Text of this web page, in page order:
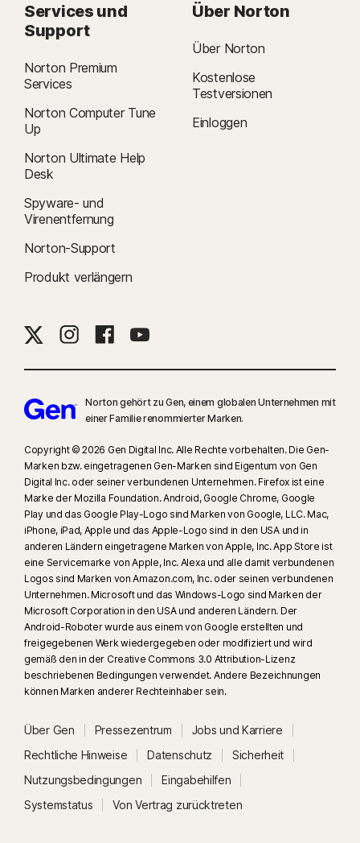
Services und
Support
Norton Premium
Services
Norton Computer Tune
Up
Norton Ultimate Help
Desk
Spyware- und
Virenentfernung
Norton-Support
Produkt verlängern
Über Norton
Über Norton
Kostenlose
Testversionen
Einloggen
Norton gehört zu Gen, einem globalen Unternehmen mit
einer Familie renommierter Marken.
Copyright © 2026 Gen Digital Inc. Alle Rechte vorbehalten. Die Gen-
Marken bzw. eingetragenen Gen-Marken sind Eigentum von Gen
Digital Inc. oder seiner verbundenen Unternehmen. Firefox ist eine
Marke der Mozilla Foundation. Android, Google Chrome, Google
Play und das Google Play-Logo sind Marken von Google, LLC. Mac,
iPhone, iPad, Apple und das Apple-Logo sind in den USA und in
anderen Ländern eingetragene Marken von Apple, Inc. App Store ist
eine Servicemarke von Apple, Inc. Alexa und alle damit verbundenen
Logos sind Marken von Amazon.com, Inc. oder seinen verbundenen
Unternehmen. Microsoft und das Windows-Logo sind Marken der
Microsoft Corporation in den USA und anderen Ländern. Der
Android-Roboter wurde aus einem von Google erstellten und
freigegebenen Werk wiedergegeben oder modifiziert und wird
gemäß den in der Creative Commons 3.0 Attribution-Lizenz
beschriebenen Bedingungen verwendet. Andere Bezeichnungen
können Marken anderer Rechteinhaber sein.
Über Gen Pressezentrum
Jobs und Karriere
Rechtliche Hinweise
Datenschutz
Sicherheit
Nutzungsbedingungen
Eingabehilfen
Systemstatus
Von Vertrag zurücktreten